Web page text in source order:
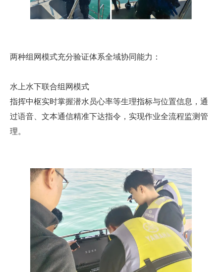
两种组网模式充分验证体系全域协同能力：
水上水下联合组网模式
指挥中枢实时掌握潜水员心率等生理指标与位置信息，通
过语音、文本通信精准下达指令，实现作业全流程监测管
理。